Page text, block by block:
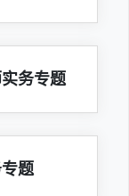
务专题
题